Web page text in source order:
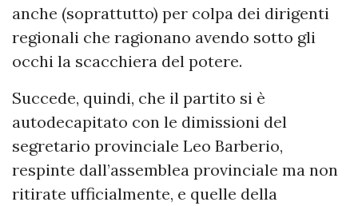
anche (soprattutto) per colpa dei dirigenti
regionali che ragionano avendo sotto gli
occhi la scacchiera del potere.
Succede, quindi, che il partito si è
autodecapitato con le dimissioni del
segretario provinciale Leo Barberio,
respinte dall’assemblea provinciale ma non
ritirate ufficialmente, e quelle della